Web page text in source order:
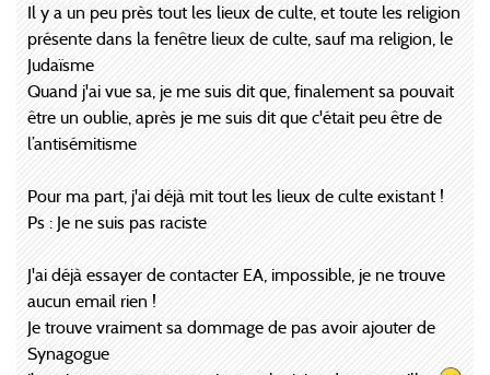
Il y a un peu près tout les lieux de culte, et toute les religion
présente dans la fenêtre lieux de culte, sauf ma religion, le
Judaïsme
Quand j'ai vue sa, je me suis dit que, finalement sa pouvait
être un oublie, après je me suis dit que c'était peu être de
l’antisémitisme
Pour ma part, j'ai déjà mit tout les lieux de culte existant !
Ps : Je ne suis pas raciste
J'ai déjà essayer de contacter EA, impossible, je ne trouve
aucun email rien !
Je trouve vraiment sa dommage de pas avoir ajouter de
Synagogue